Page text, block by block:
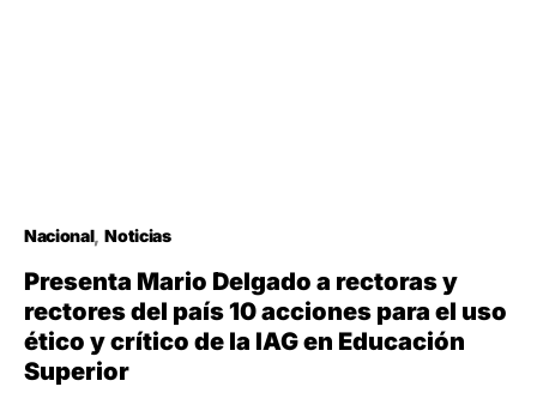
Nacional Noticias
Presenta Mario Delgado a rectoras y
rectores del país 10 acciones para el uso
ético y crítico de la IAG en Educación
Superior